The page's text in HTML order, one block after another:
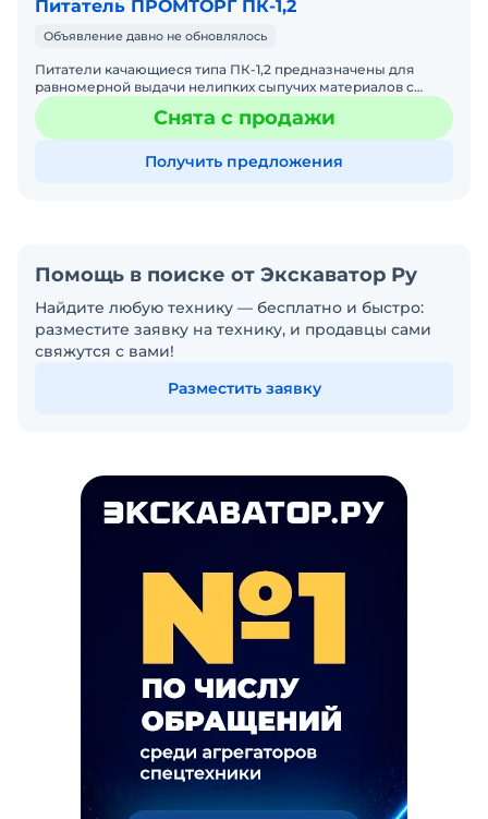
Питатель ПРОМТОРГ ПК-1,2
Объявление давно не обновлялось
Питатели качающиеся типа ПК-1,2 предназначены для
равномерной выдачи нелипких сыпучих материалов с
объемной массой насыпного груза до 1200 кг/м3 и
крупностью не
Снята с продажи
Получить предложения
Помощь в поиске от Экскаватор Ру
Найдите любую технику — бесплатно и быстро:
разместите заявку на технику, и продавцы сами
свяжутся с вами!
Разместить заявку